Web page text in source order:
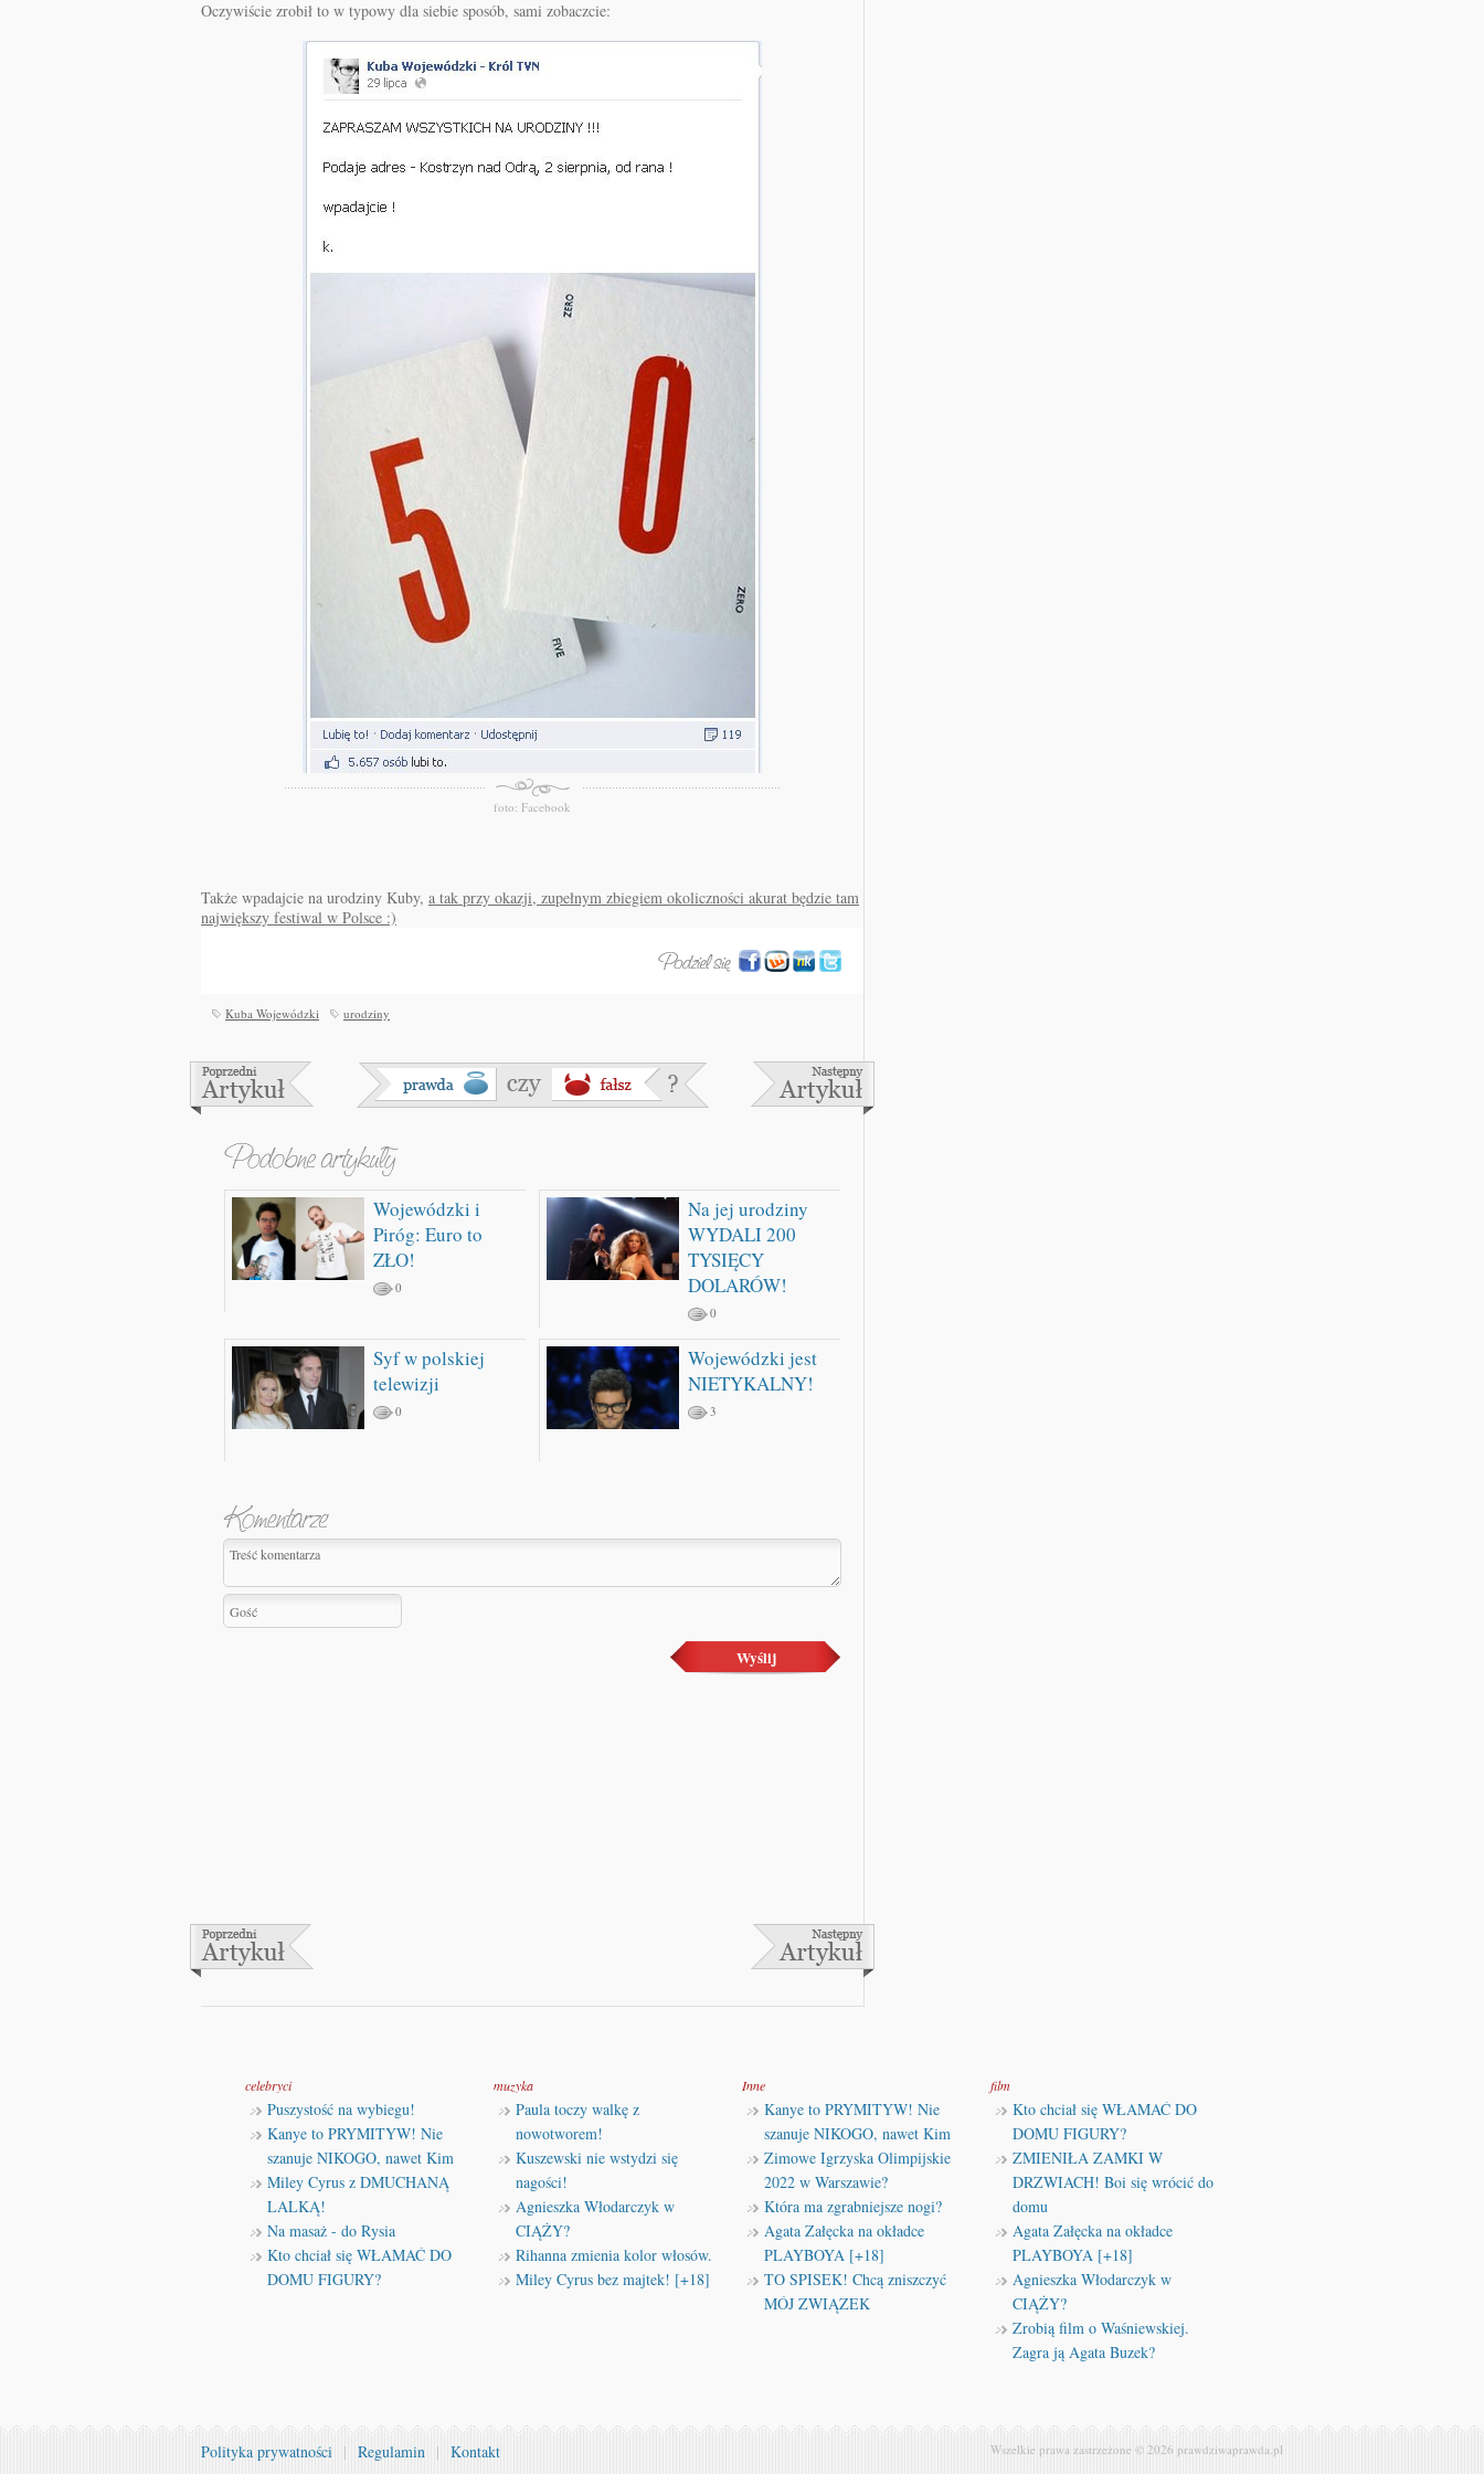
Oczywiście zrobił to w typowy dla siebie sposób, sami zobaczcie:
foto: Facebook
Także wpadajcie na urodziny Kuby, a tak przy okazji, zupełnym zbiegiem okoliczności akurat będzie tam
największy festiwal w Polsce :)
Kuba Wojewódzki urodziny
Wojewódzki i
Piróg: Euro to
ZŁO!
0
Na jej urodziny
WYDALI 200
TYSIĘCY
DOLARÓW!
0
Syf w polskiej
telewizji
0
Wojewódzki jest
NIETYKALNY!
3
celebryci
Puszystość na wybiegu!
Kanye to PRYMITYW! Nie
szanuje NIKOGO, nawet Kim
Miley Cyrus z DMUCHANĄ
LALKĄ!
Na masaż - do Rysia
Kto chciał się WŁAMAĆ DO
DOMU FIGURY?
muzyka
Paula toczy walkę z
nowotworem!
Kuszewski nie wstydzi się
nagości!
Agnieszka Włodarczyk w
CIĄŻY?
Rihanna zmienia kolor włosów.
Miley Cyrus bez majtek! [+18]
Inne
Kanye to PRYMITYW! Nie
szanuje NIKOGO, nawet Kim
Zimowe Igrzyska Olimpijskie
2022 w Warszawie?
Która ma zgrabniejsze nogi?
Agata Załęcka na okładce
PLAYBOYA [+18]
TO SPISEK! Chcą zniszczyć
MÓJ ZWIĄZEK
film
Kto chciał się WŁAMAĆ DO
DOMU FIGURY?
ZMIENIŁA ZAMKI W
DRZWIACH! Boi się wrócić do
domu
Agata Załęcka na okładce
PLAYBOYA [+18]
Agnieszka Włodarczyk w
CIĄŻY?
Zrobią film o Waśniewskiej.
Zagra ją Agata Buzek?
Polityka prywatności | Regulamin | Kontakt Wszelkie prawa zastrzeżone © 2026 prawdziwaprawda.pl